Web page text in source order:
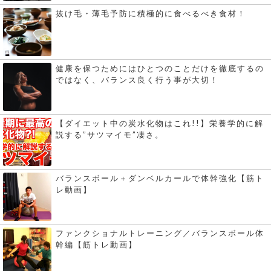
抜け毛・薄毛予防に積極的に食べるべき食材！
健康を保つためにはひとつのことだけを徹底するの
ではなく、バランス良く行う事が大切！
【ダイエット中の炭水化物はこれ!!】栄養学的に解
説する”サツマイモ”凄さ。
バランスボール＋ダンベルカールで体幹強化【筋ト
レ動画】
ファンクショナルトレーニング／バランスボール体
幹編【筋トレ動画】